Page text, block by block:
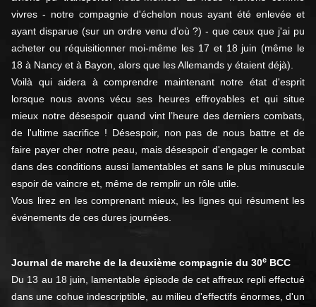
vivres - notre compagnie d'échelon nous ayant été enlevée et
ayant disparue (sur un ordre venu d’où ?) - que ceux que j'ai pu
acheter ou réquisitionner moi-même les 17 et 18 juin (même le
18 à Nancy et à Bayon, alors que les Allemands y étaient déjà).
Voilà qui aidera à comprendre maintenant notre état d'esprit
lorsque nous avons vécu ses heures effroyables et qui situe
mieux notre désespoir quand vint l’heure des derniers combats,
de l'ultime sacrifice ! Désespoir, non pas de nous battre et de
faire payer cher notre peau, mais désespoir d'engager le combat
dans des conditions aussi lamentables et sans le plus minuscule
espoir de vaincre et, même de remplir un rôle utile.
Vous lirez en les comprenant mieux, les lignes qui résument les
événements de ces dures journées.
Journal de marche de la deuxième compagnie du 30e BCC
Du 13 au 18 juin, lamentable épisode de cet affreux repli effectué
dans une cohue indescriptible, au milieu d'effectifs énormes, d'un